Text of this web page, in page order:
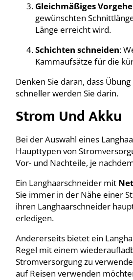
Gleichmäßiges
gewünschten
Länge erreicht wird.
Schichten schneiden:
Kammaufsätze für die
Denken Sie daran, dass
schneller werden Sie darin.
Strom Und Akku
Bei der Auswahl eines
Haupttypen von
Vor- und Nachteile, je
Ein Langhaarschneider mit
Sie immer in der Nähe einer
ihren Langhaarschneider
erledigen.
Andererseits bietet ein
Regel mit einem
Stromversorgung zu
auf Reisen verwenden